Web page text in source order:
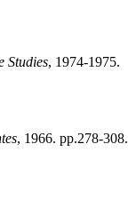
Studies, 1974-1975.
, 1966. pp.278-308.